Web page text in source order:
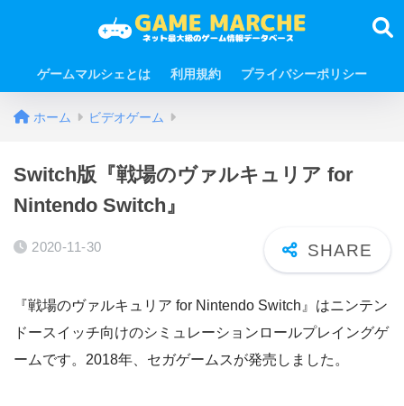
ゲームマルシェとは 利用規約 プライバシーポリシー
ホーム ビデオゲーム
Switch版『戦場のヴァルキュリア for
Nintendo Switch』
2020-11-30
『戦場のヴァルキュリア for Nintendo Switch』はニンテン
ドースイッチ向けのシミュレーションロールプレイングゲ
ームです。2018年、セガゲームスが発売しました。